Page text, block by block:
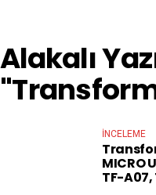
Alakalı
İNCELEME
MICRO
TF-